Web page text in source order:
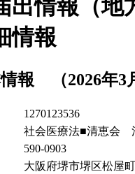
出情報（地
情報
報 （2026年3
1270123536
社会医療法■清恵会
590-0903
大阪府堺市堺区松屋